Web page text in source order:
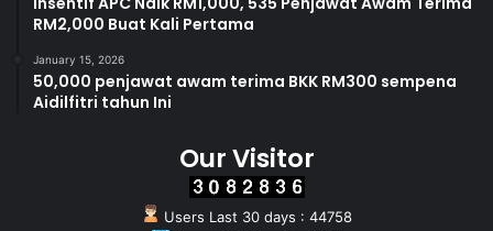
RM2,000 Buat Kali Pertama
January 15, 2026
50,000 penjawat awam terima BKK RM300 sempena
Aidilfitri tahun Ini
Our Visitor
Users Last 30 days : 44758